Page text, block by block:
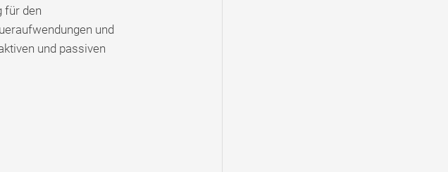
für den
und
und passiven